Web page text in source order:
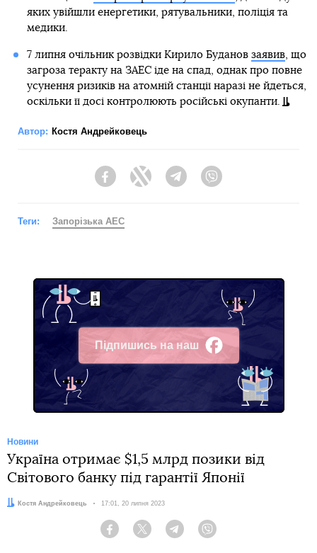
яких увійшли енергетики, рятувальники, поліція та
медики.
7 липня очільник розвідки Кирило Буданов заявив, що
загроза теракту на ЗАЕС іде на спад, однак про повне
усунення ризиків на атомній станції наразі не йдеться,
оскільки її досі контролюють російські окупанти.
Автор: Костя Андрейковець
FacebookTwitter Telegram
Теги: Запорізька АЕС
Підпишись на наш
Facebook
Новини
Україна отримає $1,5 млрд позики від
Світового банку під гарантії Японії
Автор:Костя Андрейковець Дата:
17:01, 20 липня 2023
Facebook Twitter Telegram